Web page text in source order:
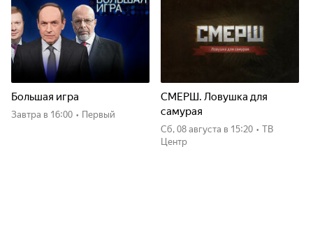
Большая игра
Завтра в 16:00 • Первый
СМЕРШ. Ловушка для
самурая
сб, 08 августа в 15:20 • ТВ
Центр